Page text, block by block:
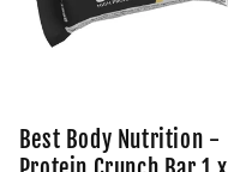
Best Body Nutrition -